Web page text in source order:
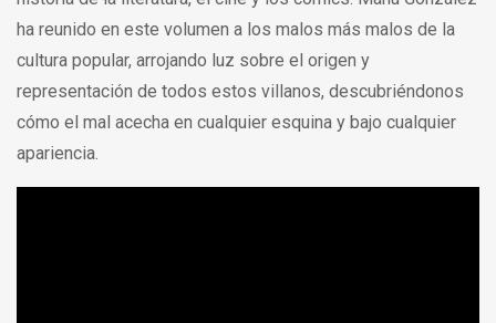
ha reunido en este volumen a los malos más malos de la
cultura popular, arrojando luz sobre el origen y
representación de todos estos villanos, descubriéndonos
cómo el mal acecha en cualquier esquina y bajo cualquier
apariencia.